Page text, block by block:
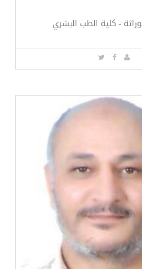
- كلية الطب البشري